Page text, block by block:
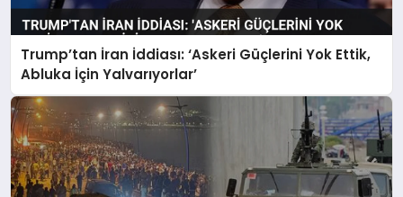
Trump’tan İran İddiası: ‘Askeri Güçlerini Yok Ettik,
Abluka İçin Yalvarıyorlar’